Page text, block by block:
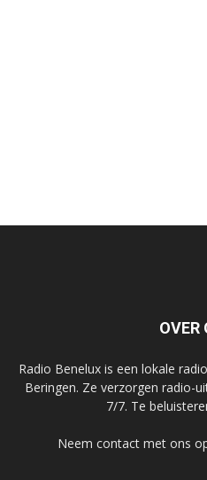
OVER
Radio Benelux is een lokale
Beringen. Ze verzorgen radio-
7/7. Te
Neem contact met ons